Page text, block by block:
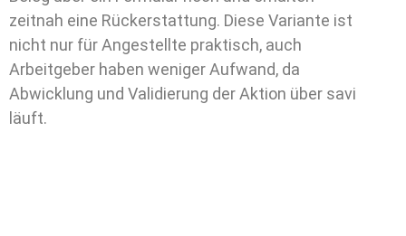
zeitnah eine Rückerstattung. Diese Variante ist
nicht nur für Angestellte praktisch, auch
Arbeitgeber haben weniger Aufwand, da
Abwicklung und Validierung der Aktion über savi
läuft.